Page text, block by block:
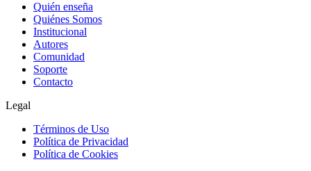
Quién enseña
Quiénes Somos
Institucional
Autores
Comunidad
Soporte
Contacto
Legal
Términos de Uso
Política de Privacidad
Política de Cookies